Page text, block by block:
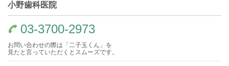
小野歯科医院
03-3700-2973
お問い合わせの際は「二子玉くん」を
見たと言っていただくとスムーズです。